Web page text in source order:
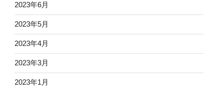
2023年6月
2023年5月
2023年4月
2023年3月
2023年1月